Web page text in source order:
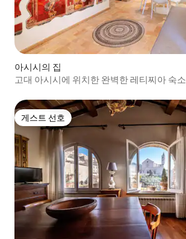
아시시의 집
고대 아시시에 위치한 완벽한 레티찌아 숙소
게스트 선호
게스트 선호